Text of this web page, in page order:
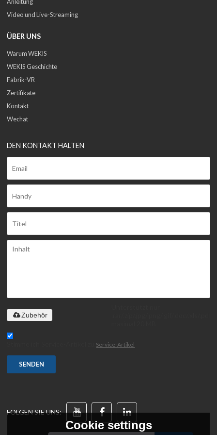
Anleitung
Video und Live-Streaming
ÜBER UNS
Warum WEKIS
WEKIS Geschichte
Fabrik-VR
Zertifikate
Kontakt
Wechat
DEN KONTAKT HALTEN
Zubehör
Service-Artikel
SENDEN
FOLGEN SIE UNS:
Cookie settings